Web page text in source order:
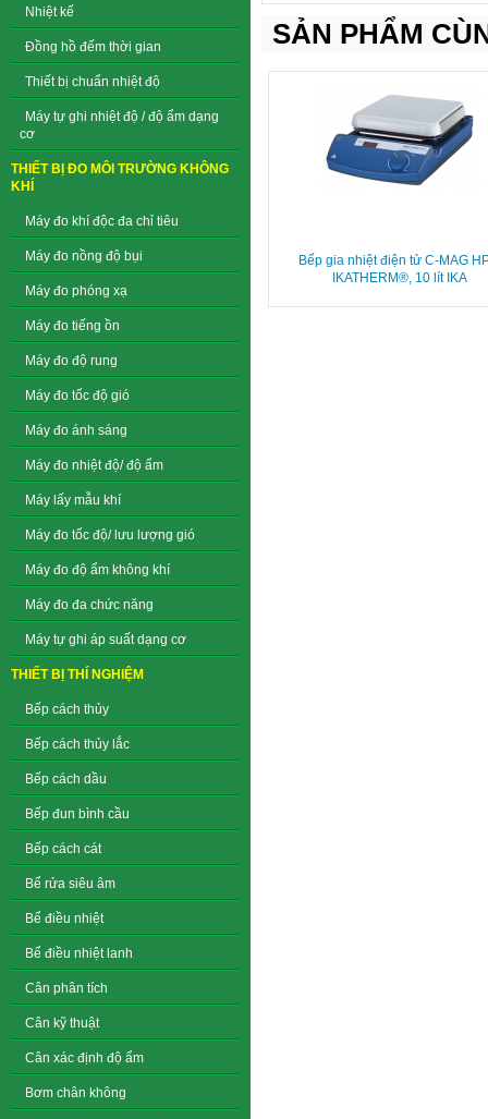
Nhiệt kế
Đồng hồ đếm thời gian
Thiết bị chuẩn nhiệt độ
Máy tự ghi nhiệt độ / độ ẩm dạng
cơ
THIẾT BỊ ĐO MÔI TRƯỜNG KHÔNG
KHÍ
Máy đo khí độc đa chỉ tiêu
Máy đo nồng độ bụi
Máy đo phóng xạ
Máy đo tiếng ồn
Máy đo độ rung
Máy đo tốc độ gió
Máy đo ánh sáng
Máy đo nhiệt độ/ độ ẩm
Máy lấy mẫu khí
Máy đo tốc độ/ lưu lượng gió
Máy đo độ ẩm không khí
Máy đo đa chức năng
Máy tự ghi áp suất dạng cơ
THIẾT BỊ THÍ NGHIỆM
Bếp cách thủy
Bếp cách thủy lắc
Bếp cách dầu
Bếp đun bình cầu
Bếp cách cát
Bể rửa siêu âm
Bể điều nhiệt
Bể điều nhiệt lanh
Cân phân tích
Cân kỹ thuật
Cân xác định độ ẩm
Bơm chân không
SẢN PHẨM
Bếp gia nhiệt điện tử C-MAG
IKATHERM®, 10 lít IKA